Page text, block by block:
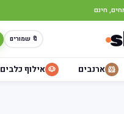
חינם
🔖 שמורים
🐹 ארנבים 🐶 אילוף כלבים